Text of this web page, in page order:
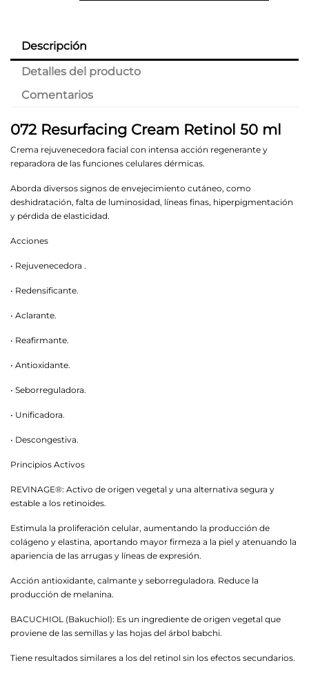
Descripción
Detalles del producto
Comentarios
072 Resurfacing Cream Retinol 50 ml
Crema rejuvenecedora facial con intensa acción regenerante y
reparadora de las funciones celulares dérmicas.
Aborda diversos signos de envejecimiento cutáneo, como
deshidratación, falta de luminosidad, líneas finas, hiperpigmentación
y pérdida de elasticidad.
Acciones
• Rejuvenecedora .
• Redensificante.
• Aclarante.
• Reafirmante.
• Antioxidante.
• Seborreguladora.
• Unificadora.
• Descongestiva.
Principios Activos
REVINAGE®: Activo de origen vegetal y una alternativa segura y
estable a los retinoides.
Estimula la proliferación celular, aumentando la producción de
colágeno y elastina, aportando mayor firmeza a la piel y atenuando la
apariencia de las arrugas y líneas de expresión.
Acción antioxidante, calmante y seborreguladora. Reduce la
producción de melanina.
BACUCHIOL (Bakuchiol): Es un ingrediente de origen vegetal que
proviene de las semillas y las hojas del árbol babchi.
Tiene resultados similares a los del retinol sin los efectos secundarios.